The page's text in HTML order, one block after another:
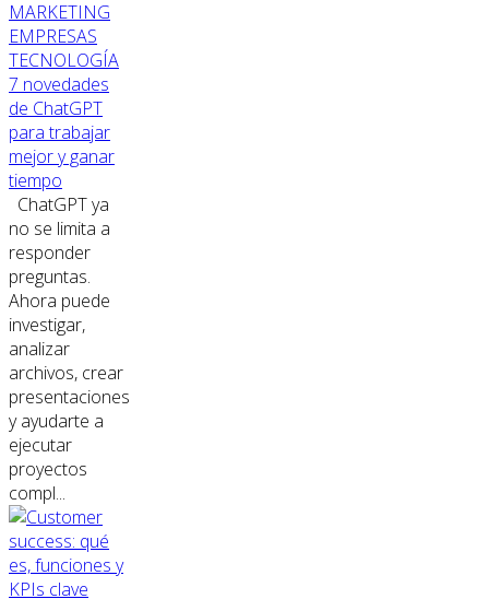
MARKETING
EMPRESAS
TECNOLOGÍA
7 novedades
de ChatGPT
para trabajar
mejor y ganar
tiempo
ChatGPT ya
no se limita a
responder
preguntas.
Ahora puede
investigar,
analizar
archivos, crear
presentaciones
y ayudarte a
ejecutar
proyectos
compl...